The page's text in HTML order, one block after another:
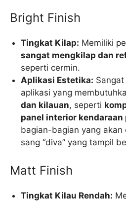
Bright Finish
Tingkat Kilap: Memiliki
sangat mengkilap dan
seperti cermin.
Aplikasi Estetika:
aplikasi yang
dan kilauan, seperti
panel interior kendaraan
bagian-bagian yang akan
sang “diva” yang tampil
Matt Finish
Tingkat Kilau Rendah: